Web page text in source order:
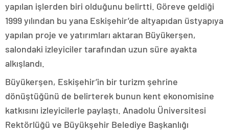
yapılan işlerden biri olduğunu belirtti. Göreve geldiği
1999 yılından bu yana Eskişehir’de altyapıdan üstyapıya
yapılan proje ve yatırımları aktaran Büyükerşen,
salondaki izleyiciler tarafından uzun süre ayakta
alkışlandı.
Büyükerşen, Eskişehir’in bir turizm şehrine
dönüştüğünü de belirterek bunun kent ekonomisine
katkısını izleyicilerle paylaştı. Anadolu Üniversitesi
Rektörlüğü ve Büyükşehir Belediye Başkanlığı